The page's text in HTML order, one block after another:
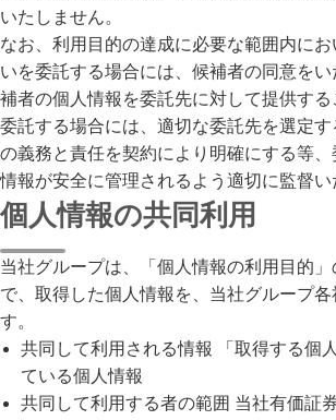
いたしません。
なお、利用目的の達成に必要な範囲内に
いを委託する場合には、候補者の同意を
補者の個人情報を委託先に対して提供する
委託する場合には、適切な委託先を選定
の義務と責任を契約により明確にする等、
情報が安全に管理されるよう適切に監督い
個人情報の共同利用
当社グループは、「個人情報の利用目的
で、取得した個人情報を、当社グループ各
す。
共同して利用される情報 「取得する個
ている個人情報
共同して利用する者の範囲 当社有価証